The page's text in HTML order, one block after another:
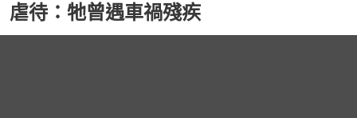
虐待：牠曾遇車禍殘疾